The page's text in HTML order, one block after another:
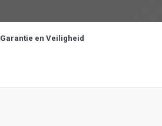
Garantie en Veiligheid